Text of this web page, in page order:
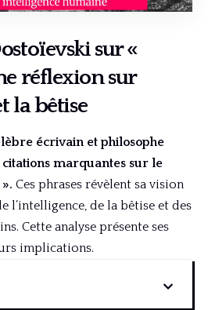
sur «
réflexion sur
la bêtise
écrivain et philosophe
marquantes sur le
Ces phrases révèlent sa vision
de la bêtise et des
Cette analyse présente ses
implications.